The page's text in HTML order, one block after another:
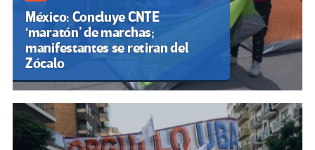
México: Concluye CNTE
‘maratón’ de marchas;
manifestantes se retiran del
Zócalo